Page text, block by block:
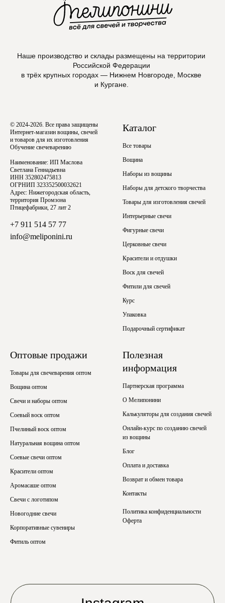
Наше производство и склады размещены на территории
Российской Федерации
в трёх крупных городах — Нижнем Новгороде, Москве
и Кургане.
© 2024-2026. Все права защищены
Интернет-магазин вощины, свечей
и товаров для их изготовления
Обучение свечеварению
Наименование: ИП Маслова
Светлана Геннадьевна
ИНН 352802475813
ОГРНИП 323352500032621
Адрес: Нижегородская область,
территория Промзона
Птицефабрики, 27 лит 2
+7 911 514 57 77
info@meliponini.ru
Каталог
Все товары
Вощина
Наборы из вощины
Наборы для детского творчества
Товары для изготовления свечей
Интерьерные свечи
Фигурные свечи
Церковные свечи
Красители и отдушки
Воск для свечей
Фитили для свечей
Курс
Упаковка
Подарочный сертификат
Оптовые продажи
Товары для свечеварения оптом
Вощина оптом
Свечи и наборы оптом
Соевый воск оптом
Пчелиный воск оптом
Натуральная вощина оптом
Соевые свечи оптом
Красители оптом
Аромасаше оптом
Свечи с логотипом
Новогодние свечи
Корпоративные сувениры
Фитиль оптом
Полезная
информация
Партнерская программа
О Мелипонини
Калькуляторы для создания свечей
Онлайн-курс по созданию свечей
из вощины
Блог
Оплата и доставка
Возврат и обмен товара
Контакты
Политика конфиденциальности
Оферта